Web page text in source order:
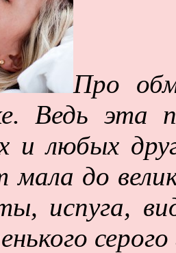
Про
Ведь эта
и любых
до
испуга,